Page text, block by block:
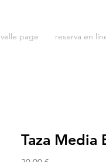
page reserva en
Taza Media